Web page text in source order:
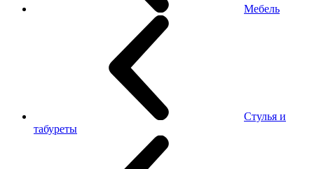
Мебель
Стулья и
табуреты